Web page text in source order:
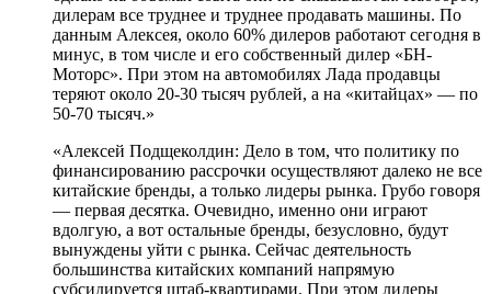
дилерам все труднее и труднее продавать машины. По
данным Алексея, около 60% дилеров работают сегодня в
минус, в том числе и его собственный дилер «БН-
Моторс». При этом на автомобилях Лада продавцы
теряют около 20-30 тысяч рублей, а на «китайцах» — по
50-70 тысяч.»
«Алексей Подщеколдин: Дело в том, что политику по
финансированию рассрочки осуществляют далеко не все
китайские бренды, а только лидеры рынка. Грубо говоря
— первая десятка. Очевидно, именно они играют
вдолгую, а вот остальные бренды, безусловно, будут
вынуждены уйти с рынка. Сейчас деятельность
большинства китайских компаний напрямую
субсидируется штаб-квартирами. При этом лидеры